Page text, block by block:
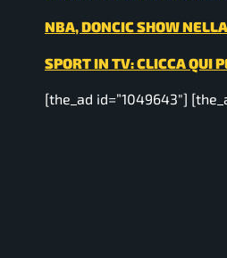
NBA, DONCIC SHOW
SPORT IN TV: CLICCA QUI
[the_ad id=”1049643″]